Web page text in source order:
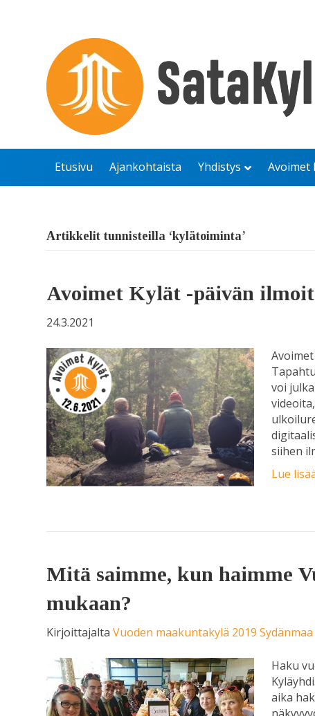
Etusivu Ajankohtaista Yhdistys Avoimet
Artikkelit tunnisteilla ‘kylätoiminta’
Avoimet Kylät -päivän
24.3.2021
voi
siihen
Lue
Mitä saimme, kun haimme
mukaan?
KirjoittajaltaVuoden maakuntakylä 2019
Haku
aika